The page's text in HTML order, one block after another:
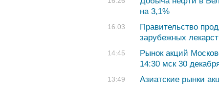
на 3,1%
16:03
Правительство
зарубежных
14:45
Рынок акций
14:30 мск 30
13:49
Азиатские рынки